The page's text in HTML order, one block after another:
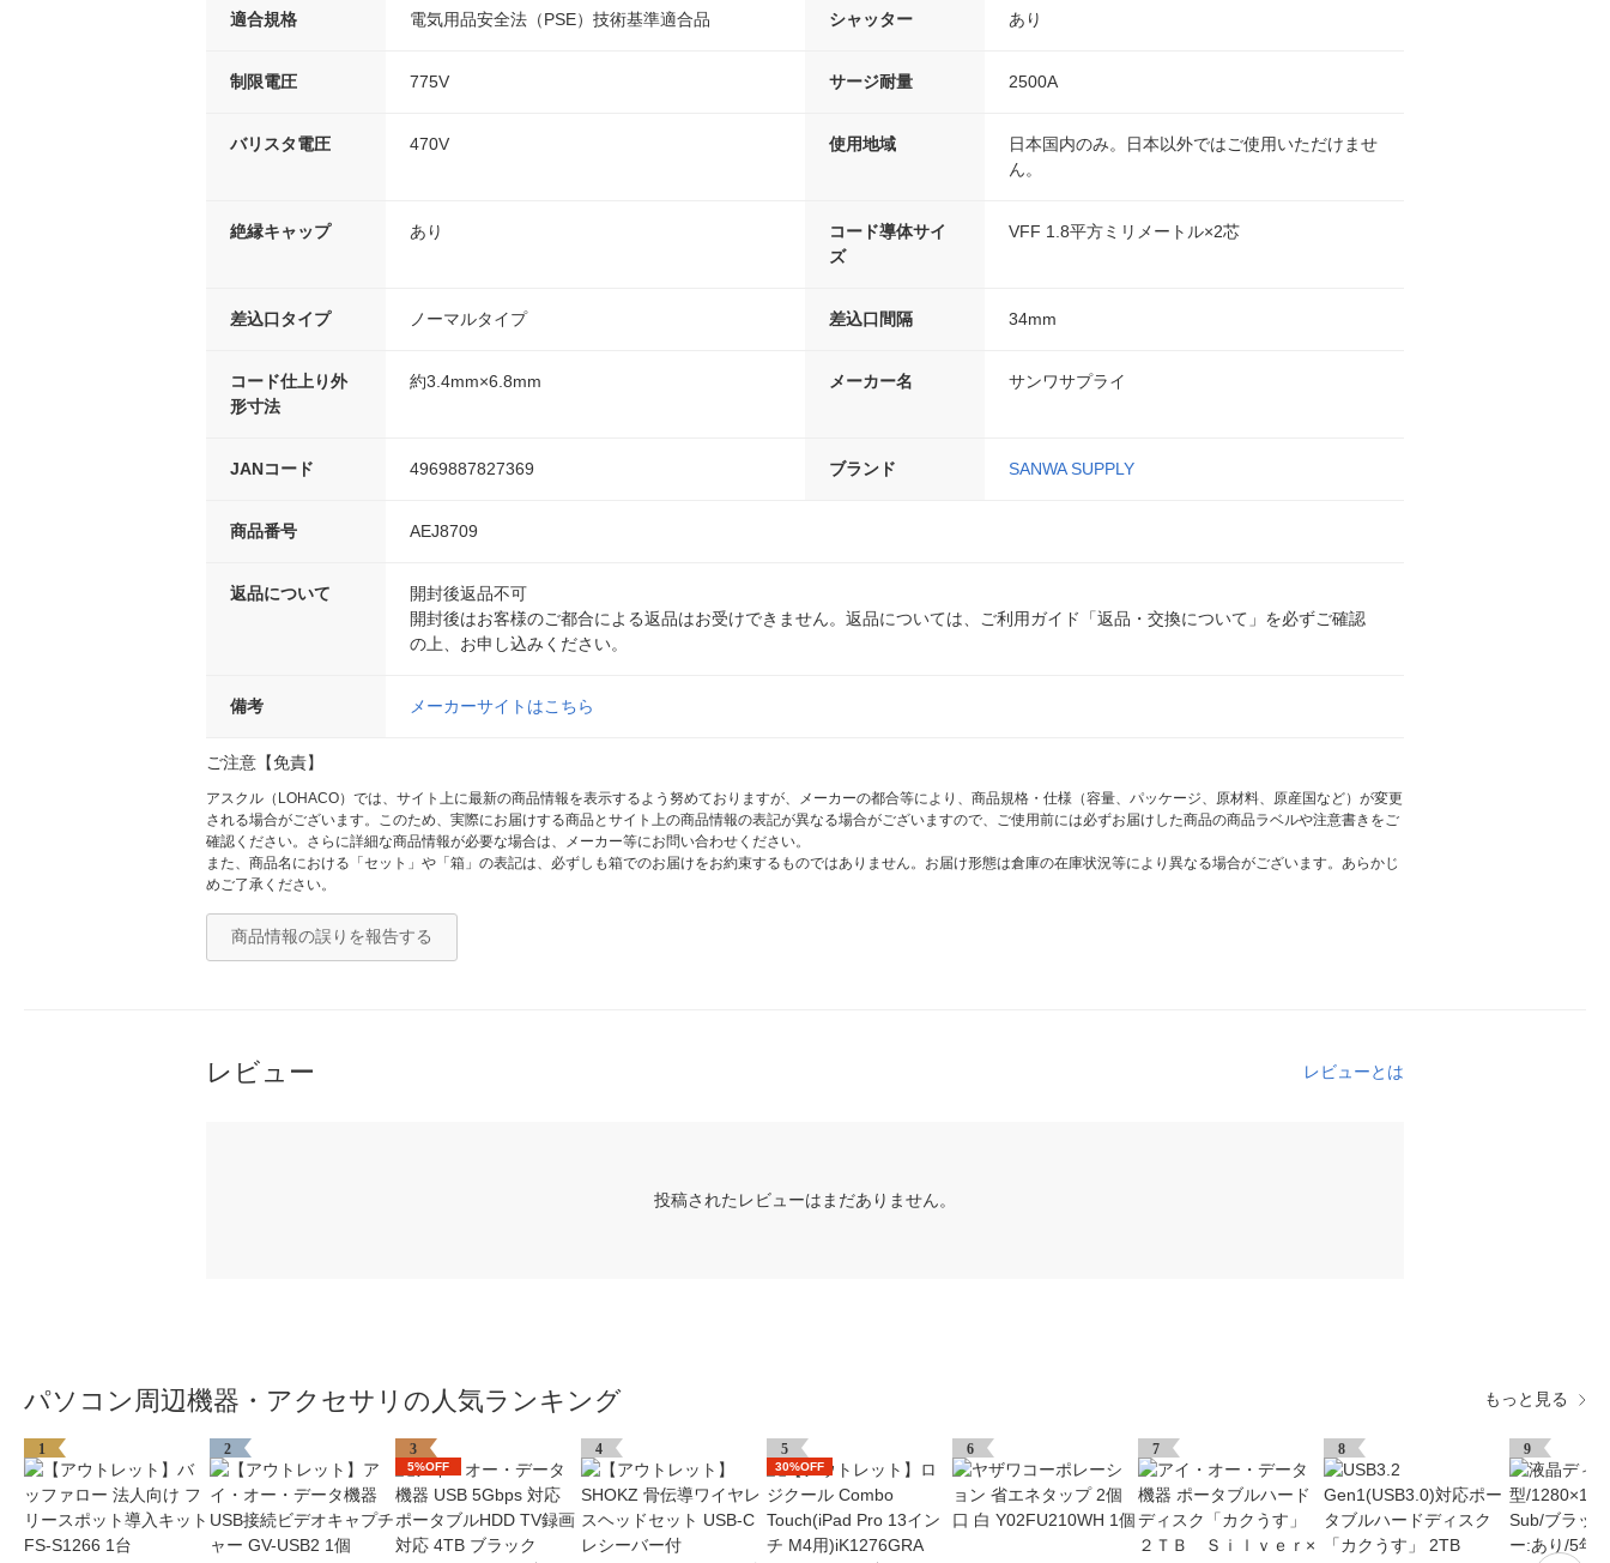
適合規格 電気用品安全法（PSE）技術基準適合品 シャッター あり
制限電圧 775V サージ耐量 2500A
バリスタ電圧 470V 使用地域
日本国内のみ。日本以外ではご使用いただけませ
ん。
絶縁キャップ あり
コード導体サイ
ズ
VFF 1.8平方ミリメートル×2芯
差込口タイプ ノーマルタイプ 差込口間隔 34mm
コード仕上り外
形寸法
約3.4mm×6.8mm メーカー名 サンワサプライ
JANコード 4969887827369 ブランド SANWA SUPPLY
商品番号 AEJ8709
返品について
開封後返品不可
開封後はお客様のご都合による返品はお受けできません。返品については、ご利用ガイド「返品・交換について」を必ずご確認
の上、お申し込みください。
備考 メーカーサイトはこちら
ご注意【免責】
アスクル（LOHACO）では、サイト上に最新の商品情報を表示するよう努めておりますが、メーカーの都合等により、商品規格・仕様（容量、パッケージ、原材料、原産国など）が変更
される場合がございます。このため、実際にお届けする商品とサイト上の商品情報の表記が異なる場合がございますので、ご使用前には必ずお届けした商品の商品ラベルや注意書きをご
確認ください。さらに詳細な商品情報が必要な場合は、メーカー等にお問い合わせください。
また、商品名における「セット」や「箱」の表記は、必ずしも箱でのお届けをお約束するものではありません。お届け形態は倉庫の在庫状況等により異なる場合がございます。あらかじ
めご了承ください。
商品情報の誤りを報告する
レビュー レビューとは
投稿されたレビューはまだありません。
パソコン周辺機器・アクセサリの人気ランキング もっと見る
1 2 3
5%OFF
4 5
30%OFF
6 7 8 9